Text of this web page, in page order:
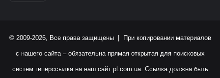
© 2009-2026, Все права защищены | При копировании материалов
с нашего сайта – обязательна прямая открытая для поисковых
систем гиперссылка на наш сайт pl.com.ua. Ссылка должна быть